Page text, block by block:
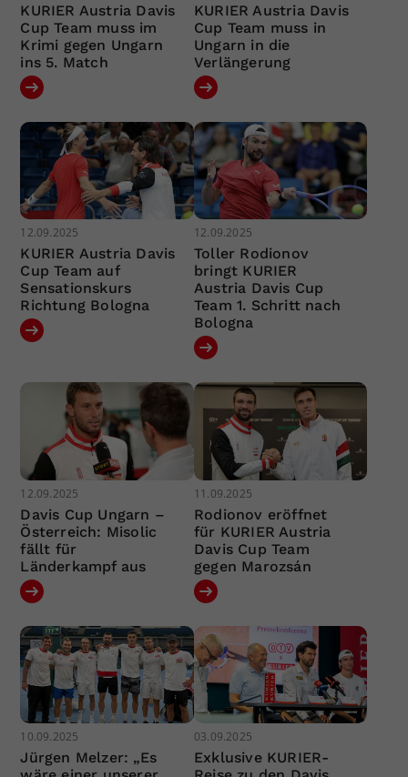
KURIER Austria Davis
Cup Team muss im
Krimi gegen Ungarn
ins 5. Match
KURIER Austria Davis
Cup Team muss in
Ungarn in die
Verlängerung
12.09.2025
KURIER Austria Davis
Cup Team auf
Sensationskurs
Richtung Bologna
12.09.2025
Toller Rodionov
bringt KURIER
Austria Davis Cup
Team 1. Schritt nach
Bologna
12.09.2025
Davis Cup Ungarn –
Österreich: Misolic
fällt für
Länderkampf aus
11.09.2025
Rodionov eröffnet
für KURIER Austria
Davis Cup Team
gegen Marozsán
10.09.2025
Jürgen Melzer: „Es
03.09.2025
Exklusive KURIER-